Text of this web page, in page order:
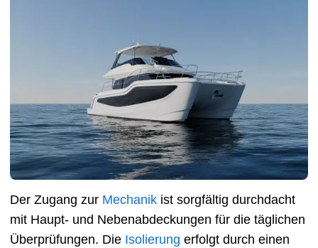
Der Zugang zur Mechanik ist sorgfältig durchdacht
mit Haupt- und Nebenabdeckungen für die täglichen
Überprüfungen. Die Isolierung erfolgt durch einen